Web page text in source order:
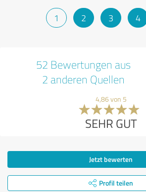
1 2 3 4
52 Bewertungen aus
2 anderen Quellen
4,86 von 5
SEHR GUT
Jetzt bewerten
Profil teilen